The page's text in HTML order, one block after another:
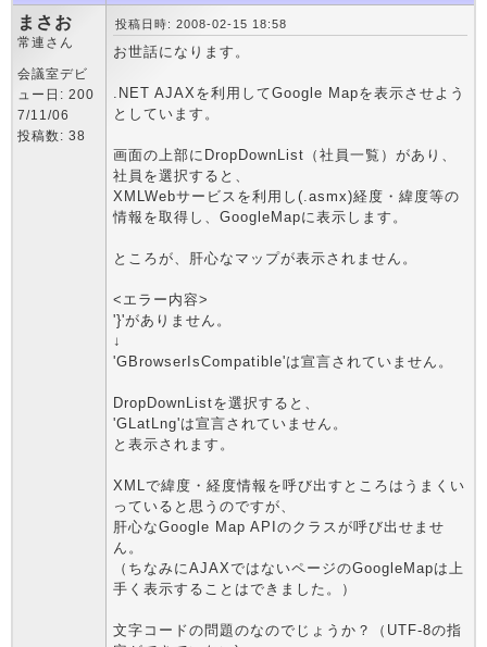
まさお
常連さん
会議室デビ
ュー日: 200
7/11/06
投稿数: 38
投稿日時: 2008-02-15 18:58
お世話になります。
.NET AJAXを利用してGoogle Mapを表示させよう
としています。
画面の上部にDropDownList（社員一覧）があり、
社員を選択すると、
XMLWebサービスを利用し(.asmx)経度・緯度等の
情報を取得し、GoogleMapに表示します。
ところが、肝心なマップが表示されません。
<エラー内容>
'}'がありません。
↓
'GBrowserIsCompatible'は宣言されていません。
DropDownListを選択すると、
'GLatLng'は宣言されていません。
と表示されます。
XMLで緯度・経度情報を呼び出すところはうまくい
っていると思うのですが、
肝心なGoogle Map APIのクラスが呼び出せませ
ん。
（ちなみにAJAXではないページのGoogleMapは上
手く表示することはできました。）
文字コードの問題のなのでじょうか？（UTF-8の指